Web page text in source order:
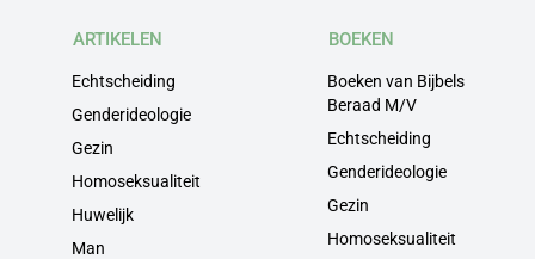
ARTIKELEN
Echtscheiding
Genderideologie
Gezin
Homoseksualiteit
Huwelijk
Man
BOEKEN
Boeken van Bijbels
Beraad M/V
Echtscheiding
Genderideologie
Gezin
Homoseksualiteit